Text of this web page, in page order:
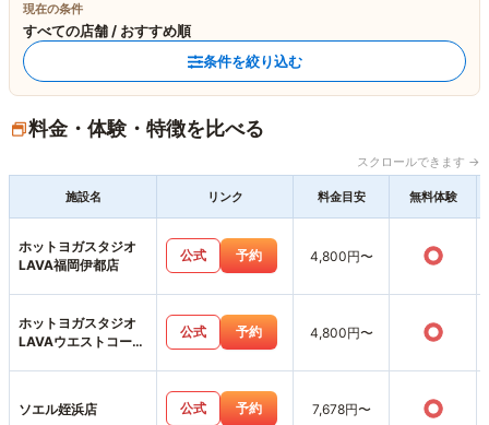
現在の条件
すべての店舗 / おすすめ順
条件を絞り込む
料金・体験・特徴を比べる
スクロールできます →
施設名 リンク 料金目安 無料体験
ホットヨガスタジオ
LAVA福岡伊都店
公式 予約 4,800円〜 ○
ホットヨガスタジオ
LAVAウエストコート
公式 予約 4,800円〜 ○
ソエル姪浜店 公式 予約 7,678円〜 ○